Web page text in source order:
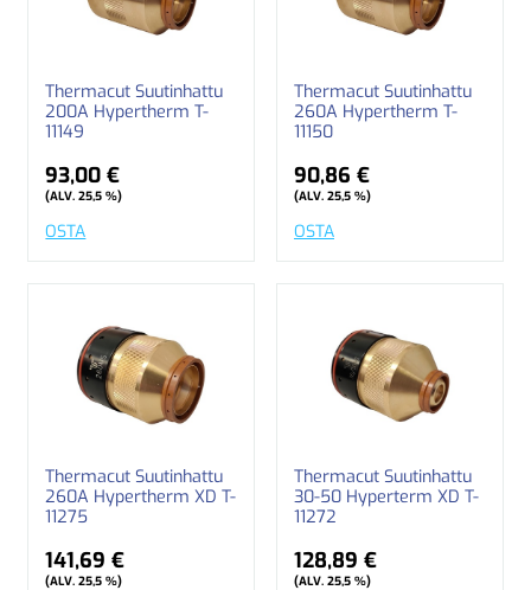
Thermacut Suutinhattu
200A Hypertherm T-
11149
93,00 €
(ALV. 25,5 %)
OSTA
Thermacut Suutinhattu
260A Hypertherm T-
11150
90,86 €
(ALV. 25,5 %)
OSTA
Thermacut Suutinhattu
260A Hypertherm XD T-
11275
141,69 €
(ALV. 25,5 %)
Thermacut Suutinhattu
30-50 Hyperterm XD T-
11272
128,89 €
(ALV. 25,5 %)